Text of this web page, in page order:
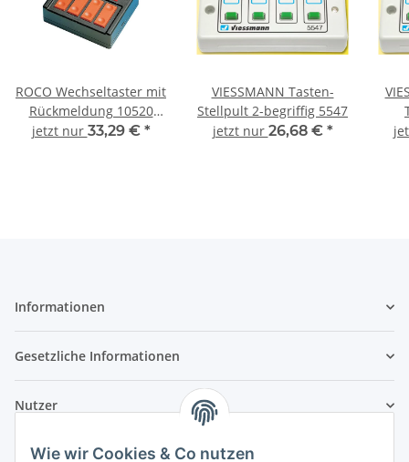
Wie wir Cookies & Co nutzen
ROCO Wechseltaster mit
Rückmeldung 10520
Spur Neutral
jetzt nur 33,29 € *
VIESSMANN Tasten-
Stellpult 2-begriffig 5547
jetzt nur 26,68 € *
Informationen
Gesetzliche Informationen
Nutzer